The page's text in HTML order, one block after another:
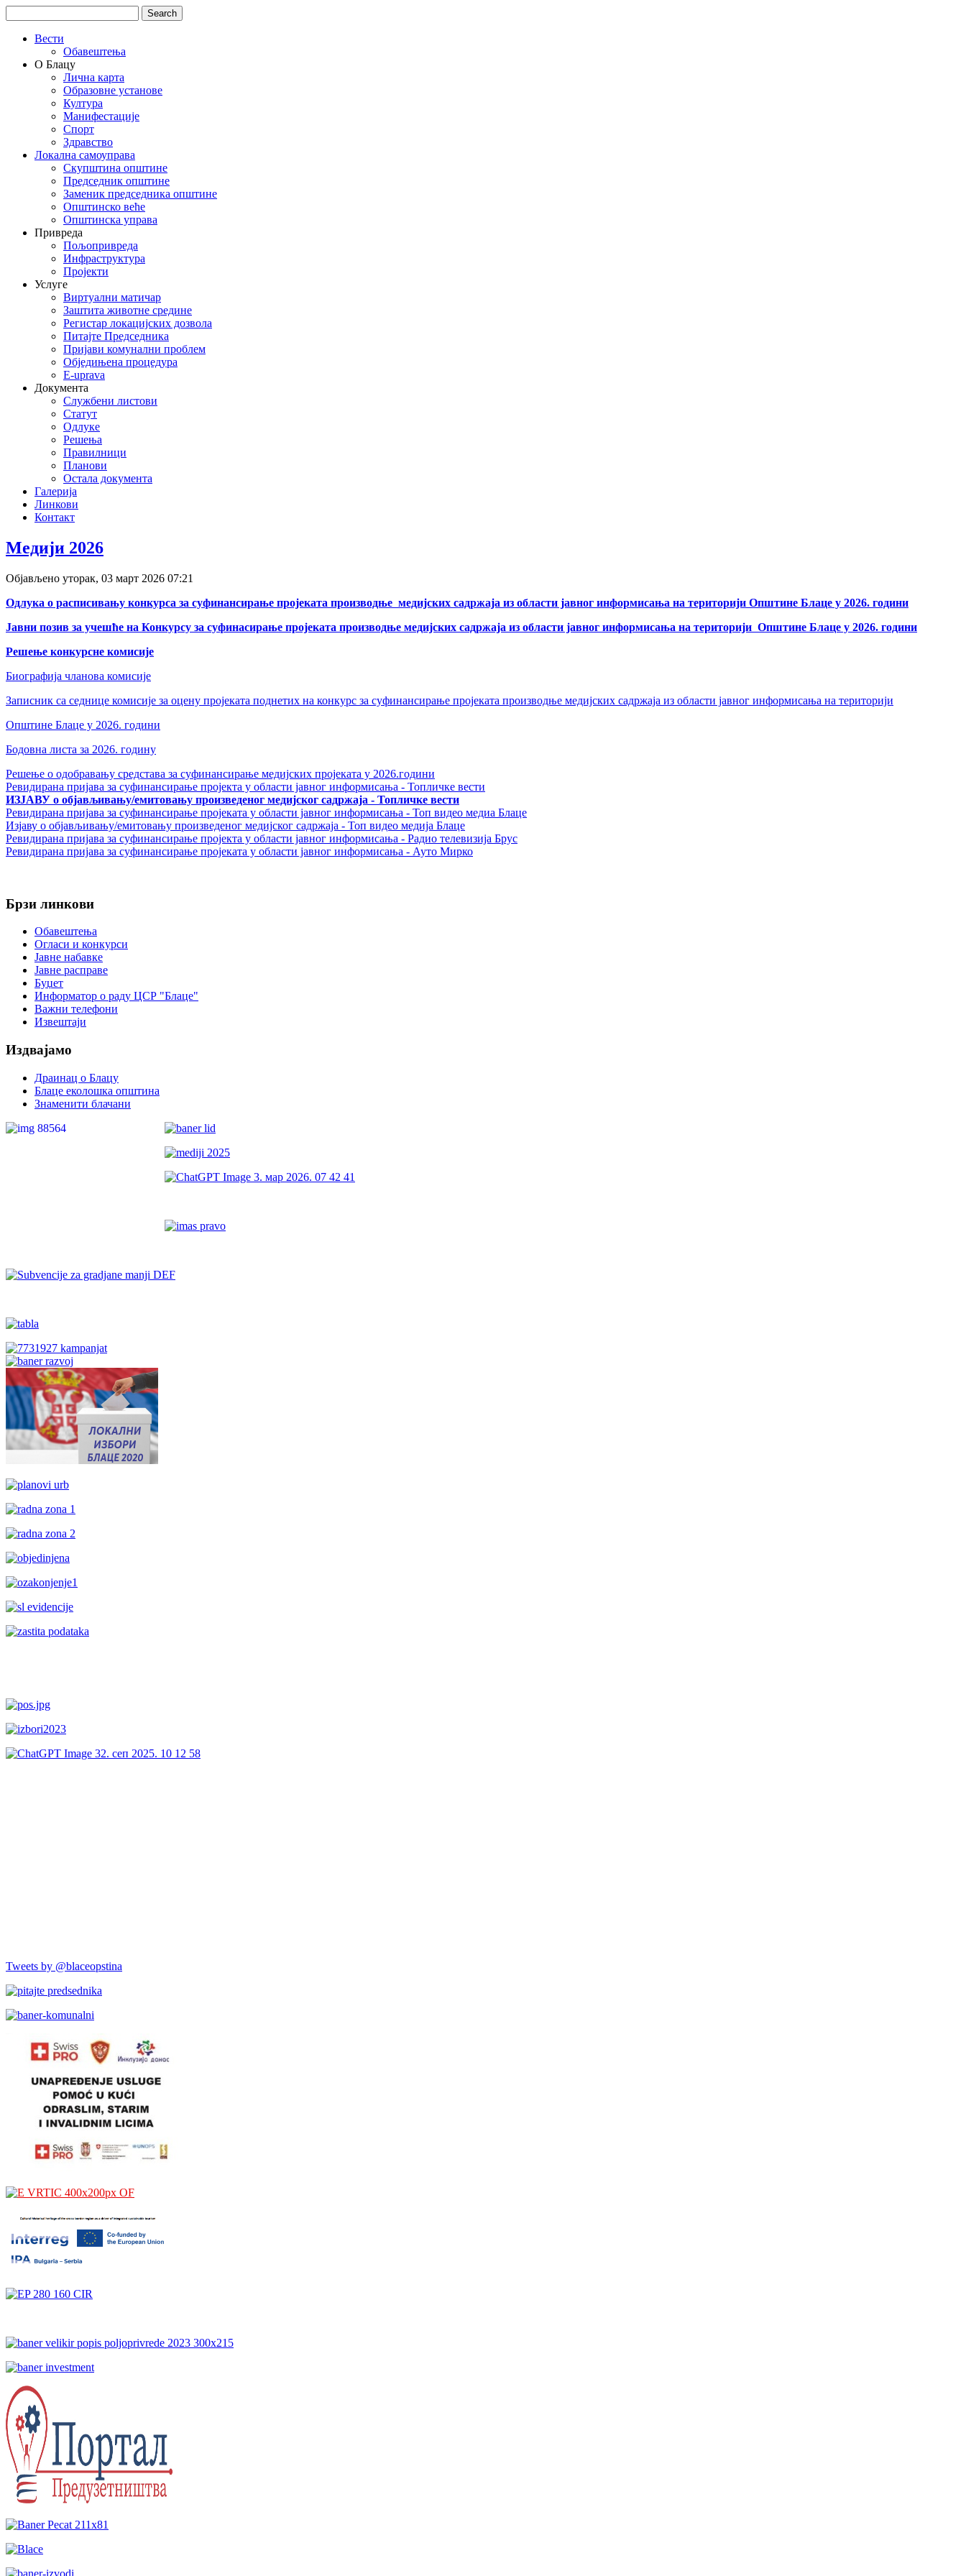
Вести
Обавештења
О Блацу
Лична карта
Образовне установе
Култура
Манифестације
Спорт
Здравство
Локална самоуправа
Скупштина општине
Председник општине
Заменик председника општине
Општинско веће
Општинска управа
Привреда
Пољопривреда
Инфраструктура
Пројекти
Услуге
Виртуални матичар
Заштита животне средине
Регистар локацијских дозвола
Питајте Председника
Пријави комунални проблем
Обједињена процедура
E-uprava
Документа
Службени листови
Статут
Одлуке
Решења
Правилници
Планови
Остала документа
Галерија
Линкови
Контакт
deneme
veren
deneme
deneme
veren
siteler
2024
bonusu
veren
bahis
siteleri
veren
bahis
siteleri
deneme
bonusu
veren
yeni
veren
siteleri
Yeni
Bonus
Veren
Siteler
Медији 2026
Објављено уторак, 03 март 2026 07:21
Одлука о расписивању конкурса за суфинансирање пројеката производње медијских садржаја из области јавног информисања на територији Општине Блаце у 2026. години
Јавни позив за учешће на Конкурсу за суфинасирање пројеката производње медијских садржаја из области јавног информисања на територији Општине Блаце у 2026. години
Решење конкурсне комисије
Биографија чланова комисије
Записник са седнице комисије за оцену пројеката поднетих на конкурс за суфинансирање пројеката производње медијских садржаја из области јавног информисања на територији
Општине Блаце у 2026. години
Бодовна листа за 2026. годину
Решење о одобравању средстава за суфинансирање медијских пројеката у 2026.години
Ревидирана пријава за суфинансирање пројекта у области јавног информисањa - Топличке вести
ИЗЈАВУ о објављивању/емитовању произведеног медијског садржаја - Топличке вести
Ревидирана пријава за суфинансирање пројеката у области јавног информисања - Топ видео медиа Блаце
Изјаву о објављивању/емитовању произведеног медијског садржаја - Топ видео медија Блаце
Ревидирана пријава за суфинансирање пројекта у области јавног информисања - Радио телевизија Брус
Ревидирана пријава за суфинансирање пројеката у области јавног информисања - Ауто Мирко
Брзи линкови
Обавештења
Огласи и конкурси
Јавне набавке
Јавне расправе
Буџет
Информатор о раду ЦСР "Блаце"
Важни телефони
Извештаји
Издвајамо
Драинац о Блацу
Блаце еколошка општина
Знаменити блачани
Tweets by @blaceopstina